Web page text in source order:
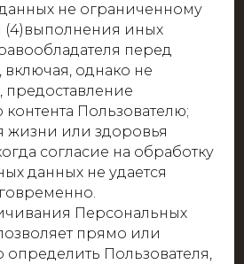
не ограниченному
(4)выполнения иных
перед
включая, однако не
предоставление
Пользователю;
жизни или здоровья
согласие на обработку
данных не удается
Персональных
прямо или
Пользователя,